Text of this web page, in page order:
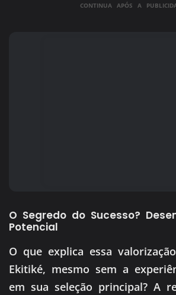
CONTINUA APÓS A
O Segredo do Sucesso?
Potencial
O que explica essa
Ekitiké, mesmo sem a
em sua seleção principal? A